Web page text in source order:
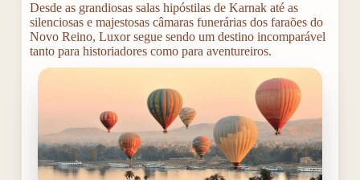
Desde as grandiosas salas hipóstilas de Karnak até as
silenciosas e majestosas câmaras funerárias dos faraões do
Novo Reino, Luxor segue sendo um destino incomparável
tanto para historiadores como para aventureiros.